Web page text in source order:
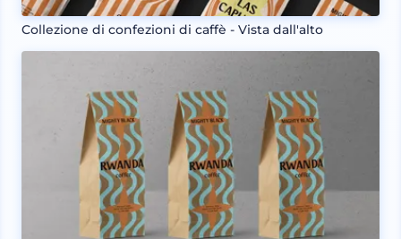
Collezione di confezioni di caffè - Vista dall'alto